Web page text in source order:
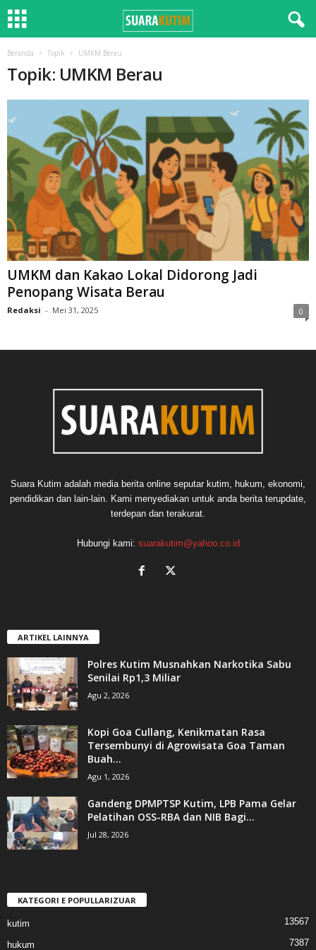
Beranda Topik UMKM Berau
Topik: UMKM Berau
UMKM dan Kakao Lokal Didorong Jadi
Penopang Wisata Berau
Redaksi - Mei 31, 2025 0
Suara Kutim adalah media berita online seputar kutim, hukum, ekonomi,
pendidikan dan lain-lain. Kami menyediakan untuk anda berita terupdate,
terdepan dan terakurat.
Hubungi kami: suarakutim@yahoo.co.id
ARTIKEL LAINNYA
Polres Kutim Musnahkan Narkotika Sabu
Senilai Rp1,3 Miliar
Agu 2, 2026
Kopi Goa Cullang, Kenikmatan Rasa
Tersembunyi di Agrowisata Goa Taman
Buah...
Agu 1, 2026
Gandeng DPMPTSP Kutim, LPB Pama Gelar
Pelatihan OSS-RBA dan NIB Bagi...
Jul 28, 2026
KATEGORI E POPULLARIZUAR
kutim 13567
hukum 7387